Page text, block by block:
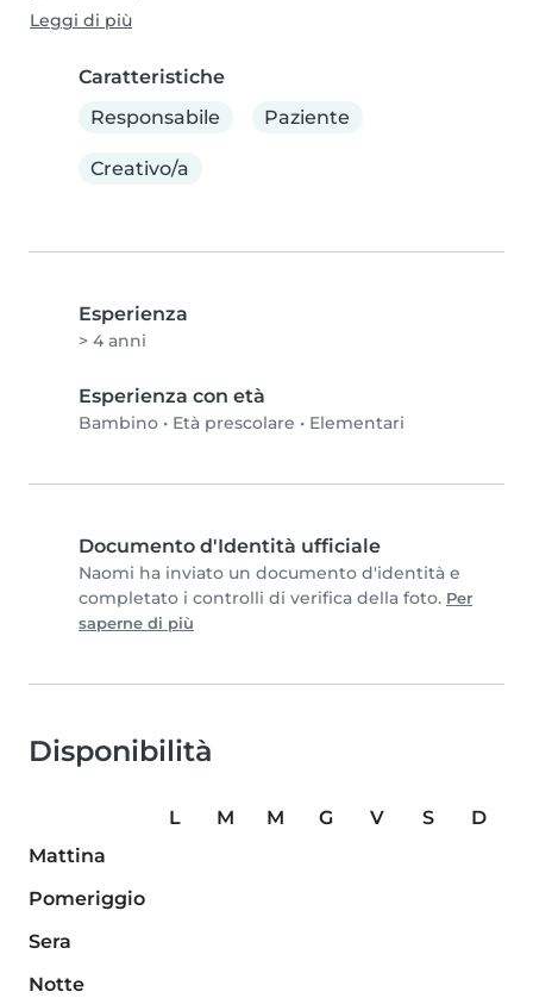
Leggi di più
Caratteristiche
Responsabile
Paziente
Creativo/a
Esperienza
> 4 anni
Esperienza con età
Bambino • Età prescolare • Elementari
Documento d'Identità ufficiale
Naomi ha inviato un documento d'identità e
completato i controlli di verifica della foto. Per
saperne di più
Disponibilità
L M M G V S
D
Mattina
Pomeriggio
Sera
Notte